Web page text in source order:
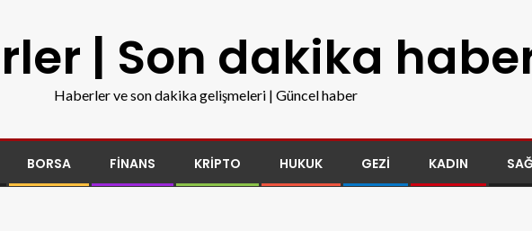
| Son dakika
Haberler ve son dakika gelişmeleri | Güncel haber
BORSA FINANS KRIPTO HUKUK GEZI KADIN